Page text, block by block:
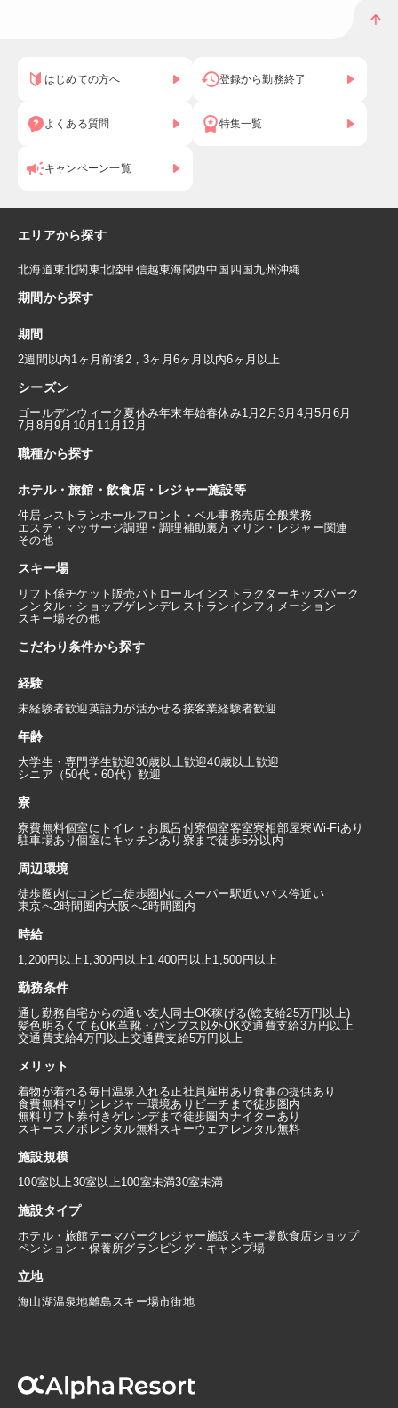
はじめての方へ 登録から勤務終了
よくある質問 特集一覧
キャンペーン一覧
エリアから探す
北海道東北関東北陸甲信越東海関西中国 四国 九州 沖縄
期間から探す
期間
2週間以内1ヶ月前後2，3ヶ月 6ヶ月以内6ヶ月以上
シーズン
ゴールデンウィーク 夏休み年末年始春休み1月2月3月 4月5月 6月
7月 8月9月 10月 11月 12月
職種から探す
ホテル・旅館・飲食店・レジャー施設等
仲居 レストランホールフロント・ベル事務売店全般業務
エステ・マッサージ調理・調理補助裏方マリン・レジャー関連
その他
スキー場
リフト係チケット販売パトロールインストラクターキッズパーク
レンタル・ショップゲレンデレストラン インフォメーション
スキー場その他
こだわり条件から探す
経験
未経験者歓迎英語力が活かせる接客業経験者歓迎
年齢
大学生・専門学生歓迎30歳以上歓迎40歳以上歓迎
シニア（50代・60代）歓迎
寮
寮費無料個室にトイレ・お風呂付寮個室客室寮相部屋寮Wi-Fiあり
駐車場あり個室にキッチンあり 寮まで徒歩5分以内
周辺環境
徒歩圏内にコンビニ徒歩圏内にスーパー駅近いバス停近い
東京へ2時間圏内大阪へ2時間圏内
時給
1,200円以上1,300円以上1,400円以上1,500円以上
勤務条件
通し勤務自宅からの通い友人同士OK稼げる(総支給25万円以上)
髪色明るくてもOK革靴・パンプス以外OK交通費支給3万円以上
交通費支給4万円以上交通費支給5万円以上
メリット
着物が着れる毎日温泉入れる正社員雇用あり食事の提供あり
食費無料マリンレジャー環境あり ビーチまで徒歩圏内
無料リフト券付きゲレンデまで徒歩圏内ナイターあり
スキースノボレンタル無料スキーウェアレンタル無料
施設規模
100室以上30室以上100室未満30室未満
施設タイプ
ホテル・旅館テーマパーク レジャー施設スキー場飲食店ショップ
ペンション・保養所グランピング・キャンプ場
立地
海山湖温泉地離島スキー場市街地